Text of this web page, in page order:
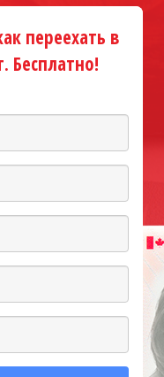
переехать в
Бесплатно!